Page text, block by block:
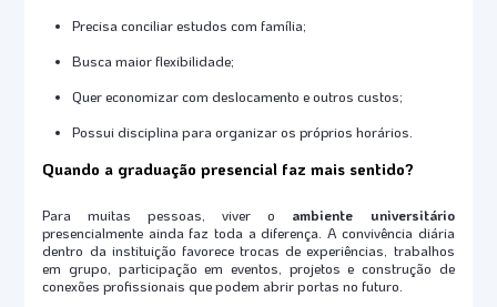
Precisa conciliar estudos com família;
Busca maior flexibilidade;
Quer economizar com deslocamento e outros custos;
Possui disciplina para organizar os próprios horários.
Quando a graduação presencial faz mais sentido?
Para muitas pessoas, viver o ambiente universitário
presencialmente ainda faz toda a diferença. A convivência diária
dentro da instituição favorece trocas de experiências, trabalhos
em grupo, participação em eventos, projetos e construção de
conexões profissionais que podem abrir portas no futuro.